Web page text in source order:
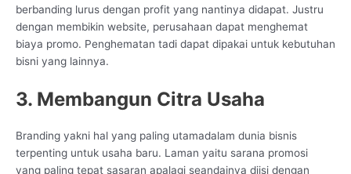
berbanding lurus dengan profit yang nantinya didapat. Justru
dengan membikin website, perusahaan dapat menghemat
biaya promo. Penghematan tadi dapat dipakai untuk kebutuhan
bisni yang lainnya.
3. Membangun Citra Usaha
Branding yakni hal yang paling utamadalam dunia bisnis
terpenting untuk usaha baru. Laman yaitu sarana promosi
yang paling tepat sasaran apalagi seandainya diisi dengan